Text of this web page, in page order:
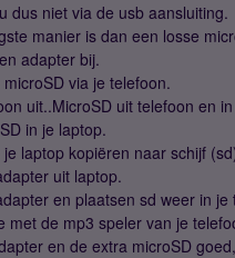
dus niet via de usb aansluiting.
manier is dan een losse
adapter bij.
via je telefoon.
uit..MicroSD uit telefoon en
in je laptop.
laptop kopiëren naar schijf
uit laptop.
en plaatsen sd weer in je
met de mp3 speler van je
en de extra microSD